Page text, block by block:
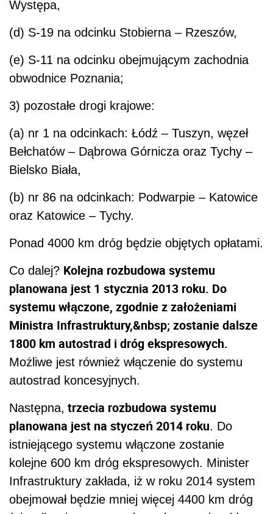
Występa,
(d) S-19 na odcinku Stobierna – Rzeszów,
(e) S-11 na odcinku obejmującym zachodnia
obwodnice Poznania;
3) pozostałe drogi krajowe:
(a) nr 1 na odcinkach: Łódź – Tuszyn, węzeł
Bełchatów – Dąbrowa Górnicza oraz Tychy –
Bielsko Biała,
(b) nr 86 na odcinkach: Podwarpie – Katowice
oraz Katowice – Tychy.
Ponad 4000 km dróg będzie objętych opłatami.
Co dalej? Kolejna rozbudowa systemu
planowana jest 1 stycznia 2013 roku. Do
systemu włączone, zgodnie z założeniami
Ministra Infrastruktury,&nbsp; zostanie dalsze
1800 km autostrad i dróg ekspresowych.
Możliwe jest również włączenie do systemu
autostrad koncesyjnych.
Następna, trzecia rozbudowa systemu
planowana jest na styczeń 2014 roku. Do
istniejącego systemu włączone zostanie
kolejne 600 km dróg ekspresowych. Minister
Infrastruktury zakłada, iż w roku 2014 system
obejmował będzie mniej więcej 4400 km dróg